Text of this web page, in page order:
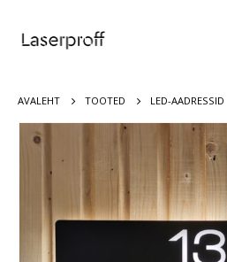
AVALEHT TOOTED LED-AADRESSID